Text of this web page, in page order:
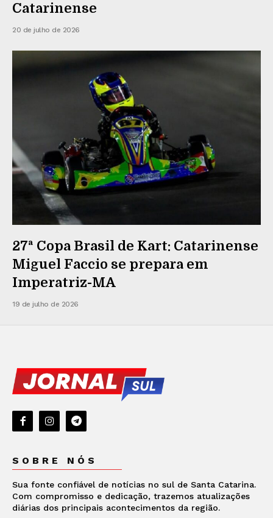
Catarinense
20 de julho de 2026
27ª Copa Brasil de Kart: Catarinense
Miguel Faccio se prepara em
Imperatriz-MA
19 de julho de 2026
SOBRE NÓS
Sua fonte confiável de notícias no sul de Santa Catarina.
Com compromisso e dedicação, trazemos atualizações
diárias dos principais acontecimentos da região.